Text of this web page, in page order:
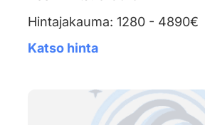
Hintajakauma: 1280 - 4890€
Katso hinta